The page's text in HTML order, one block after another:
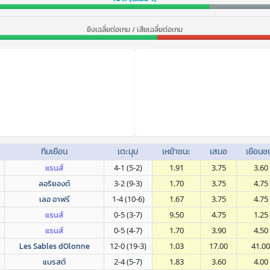
ยิงเฉลี่ยต่อเกม / เสียเฉลี่ยต่อเกม
ทีมเยือน เตะมุม เหย้าชนะ เสมอ เยือนช
แรนส์ 4-1 (5-2) 1.91 3.75 3.60
ลอริยองต์ 3-2 (9-3) 1.70 3.75 4.75
เลอ อาฟร์ 1-4 (10-6) 1.67 3.75 4.75
แรนส์ 0-5 (3-7) 9.50 4.75 1.25
แรนส์ 0-5 (4-7) 1.70 3.90 4.50
Les Sables dOlonne 12-0 (19-3) 1.03 17.00 41.00
แบรสต์ 2-4 (5-7) 1.83 3.60 4.00